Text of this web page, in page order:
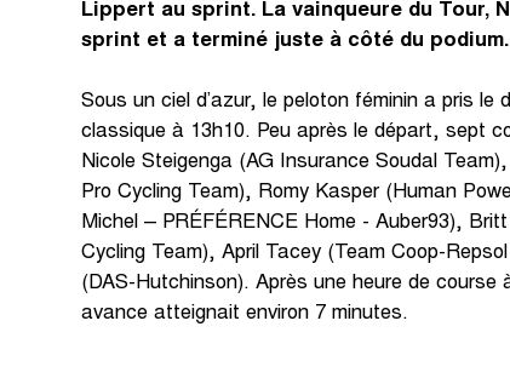
Lippert au sprint. La vainqueure du Tour,
sprint et a terminé juste à côté du podium.
Sous un ciel d’azur, le peloton féminin a pris le
classique à 13h10. Peu après le départ, sept
Nicole Steigenga (AG Insurance Soudal
Pro Cycling Team), Romy Kasper (Human
Michel – PRÉFÉRENCE Home - Auber93),
Cycling Team), April Tacey (Team Coop-
(DAS-Hutchinson). Après une heure de course
avance atteignait environ 7 minutes.